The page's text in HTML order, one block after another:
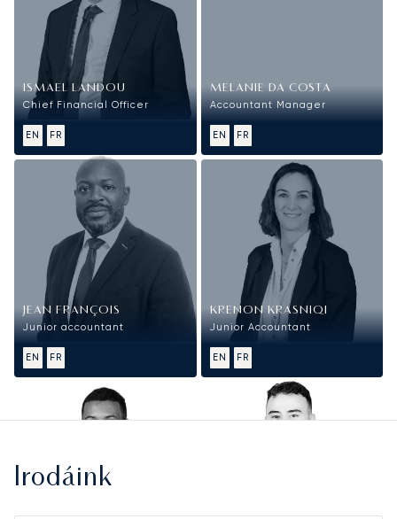
ISMAEL LANDOU
Chief Financial Officer
EN FR
MELANIE DA COSTA
Accountant Manager
EN FR
JEAN FRANÇOIS
Junior accountant
EN FR
KRENON KRASNIQI
Junior Accountant
EN FR
Irodáink